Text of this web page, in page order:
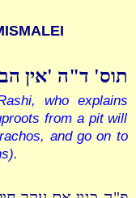
תוס' ד"ה 'אין
who explains
from a pit will
and go on to